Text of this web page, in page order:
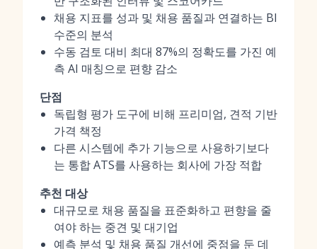
채용 지표를 성과 및 채용 품질과 연결하는 BI
수준의 분석
수동 검토 대비 최대 87%의 정확도를 가진 예
측 AI 매칭으로 편향 감소
단점
독립형 평가 도구에 비해 프리미엄, 견적 기반
가격 책정
다른 시스템에 추가 기능으로 사용하기보다
는 통합 ATS를 사용하는 회사에 가장 적합
추천 대상
대규모로 채용 품질을 표준화하고 편향을 줄
여야 하는 중견 및 대기업
예측 분석 및 채용 품질 개선에 중점을 둔 데